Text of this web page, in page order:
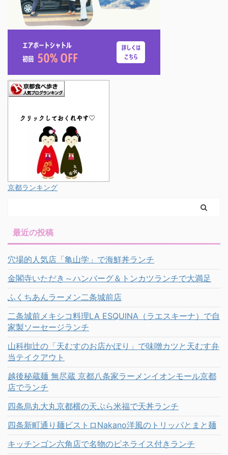
京都ランキング
最近の投稿
穴場的人気店「亀山学」で海鮮丼ランチ
金閣寺いただき～ハンバーグ＆トンカツランチで大満足
ふくちあんラーメン二条城前店
二条城前メキシコ料理LA ESQUINA（ラエスキーナ）で自
家製ソーセージランチ
山科椥辻の「天むすのお店かぽり」で味噌カツと天むす弁
当テイクアウト
越後秘蔵麺 無尽蔵 京都八条家ラーメンイオンモール京都
店でランチ
四条烏丸大丸京都横の天ぷら米福で天丼ランチ
四条新町通り麺ビストロNakano洋風のトリッパとまと麺
キッチンゴン六角店で名物のピネライス付きランチ